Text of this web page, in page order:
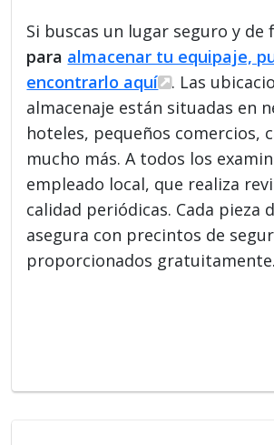
Si buscas un lugar seguro y de
para almacenar tu equipaje,
encontrarlo aquí
. Las
almacenaje están situadas en
hoteles, pequeños comercios,
mucho más. A todos los
empleado local, que realiza
calidad periódicas. Cada pieza
asegura con precintos de
proporcionados gratuitamente.